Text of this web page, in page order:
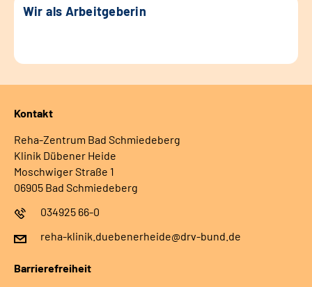
Wir als Arbeitgeberin
Kontakt
Reha-Zentrum Bad Schmiedeberg
Klinik Dübener Heide
Moschwiger Straße 1
06905 Bad Schmiedeberg
034925 66-0
reha-klinik.duebenerheide@drv-bund.de
Barrierefreiheit